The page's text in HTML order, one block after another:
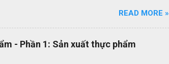
cách nhất quán Cho phép sự linh hoạt của
cấp các nguyên tắc và quy trình quản lý dự án
quy trình ISO của bạn đang được vận hành
trình của mình một cách đơn giản và nhanh
READ MORE »
- Phần 1: Sản xuất thực phẩm